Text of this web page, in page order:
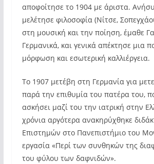
αποφοίτησε το 1904 με άριστα.
μελέτησε φιλοσοφία (Νίτσε,
στη μουσική και την ποίηση, έμαθε
Γερμανικά, και γενικά απέκτησε μια
μόρφωση και εσωτερική καλλιέργεια.
Το 1907 μετέβη στη Γερμανία για
παρά την επιθυμία του πατέρα του,
ασκήσει μαζί του την ιατρική στην
χρόνια αργότερα ανακηρύχθηκε
Επιστημών στο Πανεπιστήμιο του
εργασία «Περί των συνθηκών της
του φύλου των δαφνιδών».